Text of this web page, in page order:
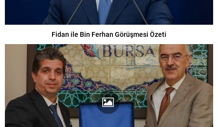
Fidan ile Bin Ferhan Görüşmesi Özeti